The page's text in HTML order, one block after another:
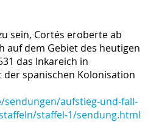
sein, Cortés eroberte ab
auf dem Gebiet des heutigen
das Inkareich in
der spanischen Kolonisation
aufstieg-und-fall-
staffel-1/sendung.html